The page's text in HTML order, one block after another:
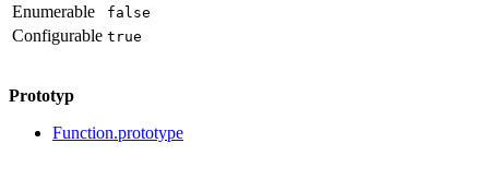
Enumerable false
Configurable true
Prototyp
Function.prototype